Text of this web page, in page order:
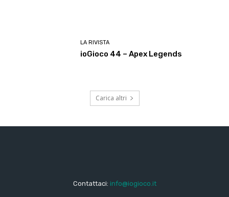
LA RIVISTA
ioGioco 44 – Apex Legends
Carica altri
Contattaci: info@iogioco.it